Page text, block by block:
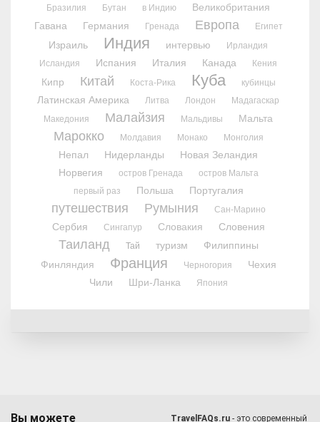
Бразилия
Бутан в Индию
Великобритания
Гавана
Германия Гренада Европа Египет
Израиль Индия интервью
Ирландия
Исландия
Испания Италия Канада Кения
Кипр Китай Коста-Рика Куба кубинцы
Латинская Америка Литва Лондон
Мадагаскар
Македония
Малайзия Мальдивы Мальта
Марокко Молдавия Монако Монголия
Непал Нидерланды
Новая Зеландия
Норвегия
остров Гренада
остров Мальта
первый раз
Польша Португалия
путешествия Румыния Сан-Марино
Сербия Сингапур Словакия Словения
Таиланд Тай туризм
Филиппины
Финляндия
Франция Черногория
Чехия
Чили
Шри-Ланка Япония
Вы можете TravelFAQs.ru - это современный